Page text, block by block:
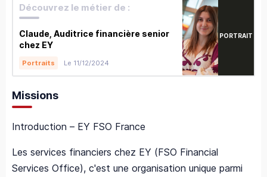
Découvrez le métier de :
Claude, Auditrice financière senior
chez EY
Portraits Le 11/12/2024
PORTRAIT
Missions
Introduction – EY FSO France
Les services financiers chez EY (FSO Financial
Services Office), c'est une organisation unique parmi